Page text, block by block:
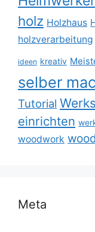
holz Holzhaus
holzverarbeitung
ideen kreativ
selber
Tutorial
einrichten
woodwork
Meta